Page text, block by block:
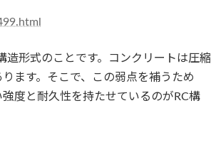
造形式のことです。コンクリートは圧縮
ます。そこで、この弱点を補うため
度と耐久性を持たせているのがRC構